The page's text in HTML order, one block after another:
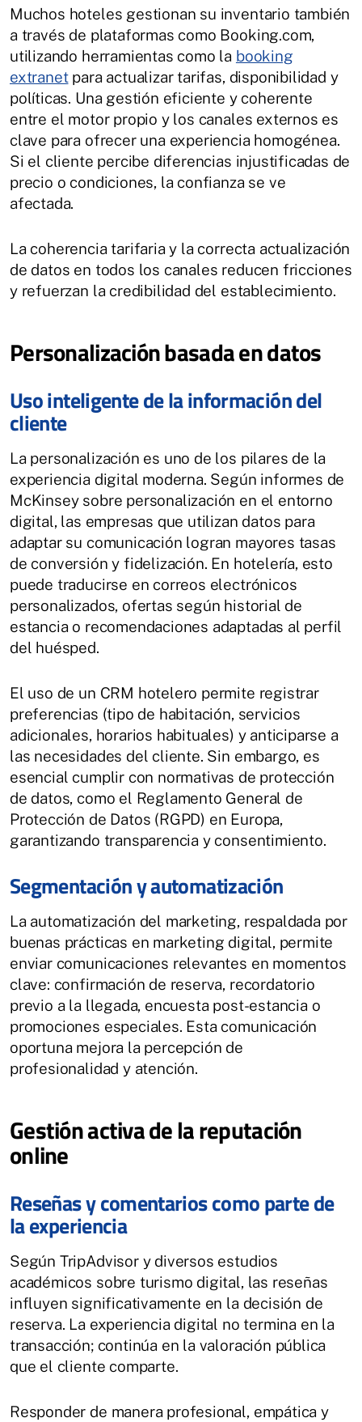
Muchos hoteles gestionan su inventario también
a través de plataformas como Booking.com,
utilizando herramientas como la booking
extranetpara actualizar tarifas, disponibilidad y
políticas. Una gestión eficiente y coherente
entre el motor propio y los canales externos es
clave para ofrecer una experiencia homogénea.
Si el cliente percibe diferencias injustificadas de
precio o condiciones, la confianza se ve
afectada.
La coherencia tarifaria y la correcta actualización
de datos en todos los canales reducen fricciones
y refuerzan la credibilidad del establecimiento.
Personalización basada en datos
Uso inteligente de la información del
cliente
La personalización es uno de los pilares de la
experiencia digital moderna. Según informes de
McKinsey sobre personalización en el entorno
digital, las empresas que utilizan datos para
adaptar su comunicación logran mayores tasas
de conversión y fidelización. En hotelería, esto
puede traducirse en correos electrónicos
personalizados, ofertas según historial de
estancia o recomendaciones adaptadas al perfil
del huésped.
El uso de un CRM hotelero permite registrar
preferencias (tipo de habitación, servicios
adicionales, horarios habituales) y anticiparse a
las necesidades del cliente. Sin embargo, es
esencial cumplir con normativas de protección
de datos, como el Reglamento General de
Protección de Datos (RGPD) en Europa,
garantizando transparencia y consentimiento.
Segmentación y automatización
La automatización del marketing, respaldada por
buenas prácticas en marketing digital, permite
enviar comunicaciones relevantes en momentos
clave: confirmación de reserva, recordatorio
previo a la llegada, encuesta post-estancia o
promociones especiales. Esta comunicación
oportuna mejora la percepción de
profesionalidad y atención.
Gestión activa de la reputación
online
Reseñas y comentarios como parte de
la experiencia
Según TripAdvisor y diversos estudios
académicos sobre turismo digital, las reseñas
influyen significativamente en la decisión de
reserva. La experiencia digital no termina en la
transacción; continúa en la valoración pública
que el cliente comparte.
Responder de manera profesional, empática y